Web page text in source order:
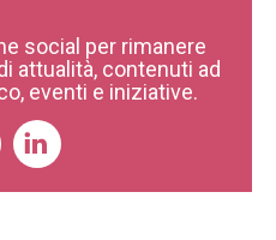
social per rimanere
attualità, contenuti ad
eventi e iniziative.